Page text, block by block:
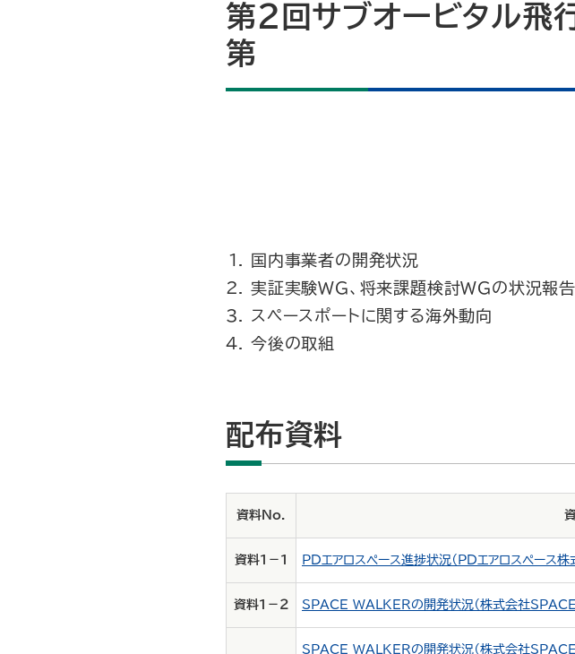
第２回サブオービタル飛
第
国内事業者の開発状況
実証実験WG、将来課題検討WGの状況報告
スペースポートに関する海外動向
今後の取組
配布資料
資料No.
資料１－１ PDエアロスペース進捗状況（PDエアロスペース
資料１－２ SPACE WALKERの開発状況（株式会社SPACE
SPACE WALKERの開発状況（株式会社SPACE